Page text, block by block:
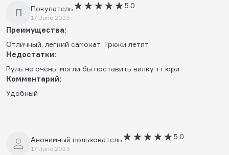
П Покупатель
17 June 2023
5.0
Преимущества:
Отличный, легкий самокат. Трюки летят
Недостатки:
Руль не очень, могли бы поставить вилку тт юри
Комментарий:
Удобный
Анонимный пользователь
17 June 2023
5.0